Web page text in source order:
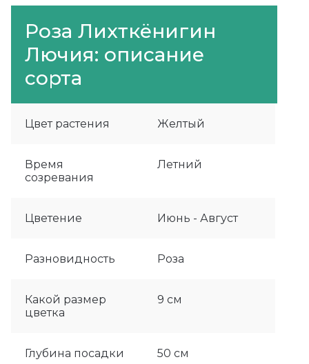
Штамбовые
Роза Лихткёнигин
Лючия: описание
сорта
Цвет растения Желтый
Время
созревания
Летний
Цветение Июнь - Август
Разновидность Роза
Какой размер
цветка
9 см
Глубина посадки 50 см